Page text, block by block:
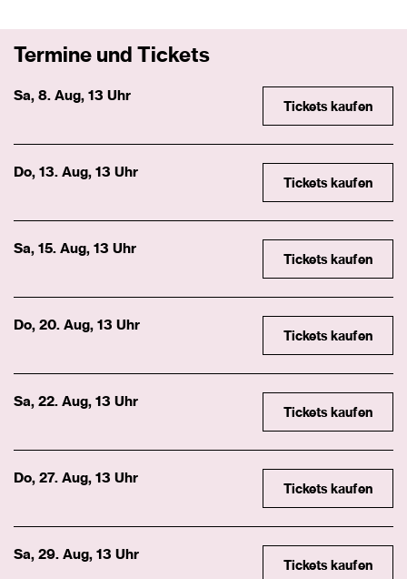
Termine und Tickets
Sa, 8. Aug, 13 Uhr
Tickets kaufen
Do, 13. Aug, 13 Uhr
Tickets kaufen
Sa, 15. Aug, 13 Uhr
Tickets kaufen
Do, 20. Aug, 13 Uhr
Tickets kaufen
Sa, 22. Aug, 13 Uhr
Tickets kaufen
Do, 27. Aug, 13 Uhr
Tickets kaufen
Sa, 29. Aug, 13 Uhr
Tickets kaufen